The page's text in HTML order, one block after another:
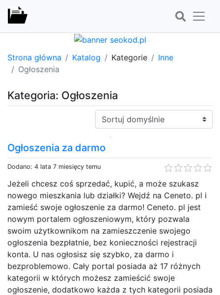
Strona główna Katalog Kategorie
Inne
Ogłoszenia
Kategoria: Ogłoszenia
Sortuj:
Ogłoszenia za darmo
Dodano: 4 lata 7 miesięcy temu
Jeżeli chcesz coś sprzedać, kupić, a może szukasz
nowego mieszkania lub działki? Wejdź na Ceneto. pl i
zamieść swoje ogłoszenie za darmo! Ceneto. pl jest
nowym portalem ogłoszeniowym, który pozwala
swoim użytkownikom na zamieszczenie swojego
ogłoszenia bezpłatnie, bez konieczności rejestracji
konta. U nas ogłosisz się szybko, za darmo i
bezproblemowo. Cały portal posiada aż 17 różnych
kategorii w których możesz zamieścić swoje
ogłoszenie, dodatkowo każda z tych kategorii posiada